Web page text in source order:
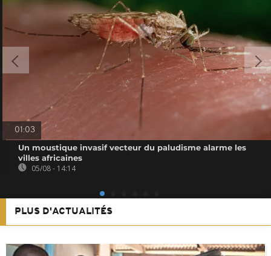
01:03
Un moustique invasif vecteur du paludisme alarme les
villes africaines
05/08 - 14:14
PLUS D'ACTUALITÉS